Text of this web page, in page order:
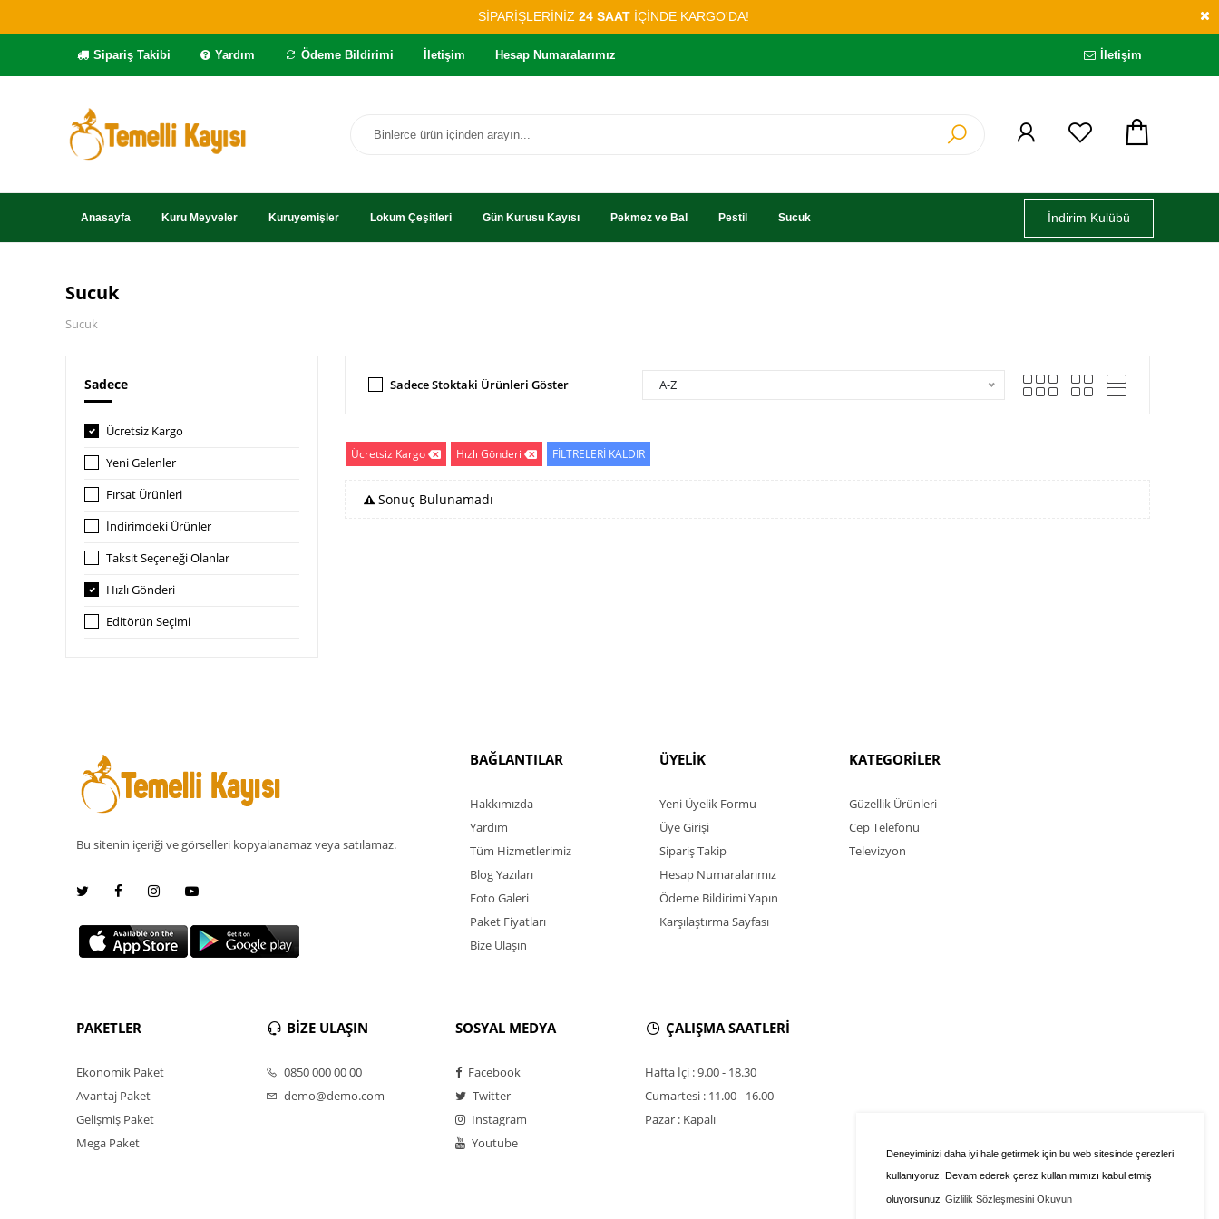
Deneyiminizi daha iyi hale getirmek için bu web sitesinde çerezleri
kullanıyoruz. Devam ederek çerez kullanımımızı kabul etmiş
oluyorsunuz Gizlilik Sözleşmesini Okuyun
SİPARİŞLERİNİZ 24 SAATİÇİNDE KARGO'DA!
Sipariş Takibi Yardım Ödeme Bildirimi İletişim Hesap Numaralarımız İletişim
Anasayfa Kuru Meyveler Kuruyemişler Lokum Çeşitleri Gün Kurusu Kayısı Pekmez ve Bal Pestil Sucuk İndirim Kulübü
Sucuk
Sucuk
Sadece
Ücretsiz Kargo
Yeni Gelenler
Fırsat Ürünleri
İndirimdeki Ürünler
Taksit Seçeneği Olanlar
Hızlı Gönderi
Editörün Seçimi
Sadece Stoktaki Ürünleri Göster A-Z
Ücretsiz Kargo Hızlı Gönderi FİLTRELERİ KALDIR
Sonuç Bulunamadı
Bu sitenin içeriği ve görselleri kopyalanamaz veya satılamaz.
BAĞLANTILAR
Hakkımızda
Yardım
Tüm Hizmetlerimiz
Blog Yazıları
Foto Galeri
Paket Fiyatları
Bize Ulaşın
ÜYELİK
Yeni Üyelik Formu
Üye Girişi
Sipariş Takip
Hesap Numaralarımız
Ödeme Bildirimi Yapın
Karşılaştırma Sayfası
KATEGORİLER
Güzellik Ürünleri
Cep Telefonu
Televizyon
PAKETLER
Ekonomik Paket
Avantaj Paket
Gelişmiş Paket
Mega Paket
BİZE ULAŞIN
0850 000 00 00
demo@demo.com
SOSYAL MEDYA
Facebook
Twitter
Instagram
Youtube
ÇALIŞMA SAATLERİ
Hafta İçi : 9.00 - 18.30
Cumartesi : 11.00 - 16.00
Pazar : Kapalı